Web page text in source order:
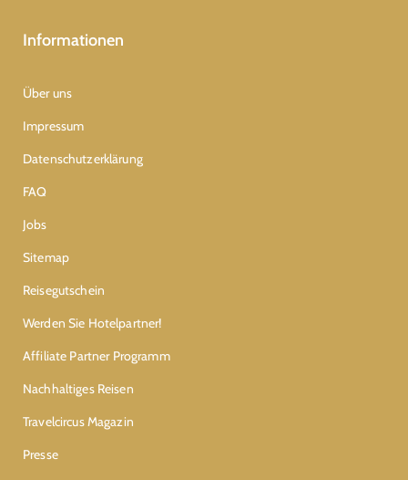
Informationen
Über uns
Impressum
Datenschutzerklärung
FAQ
Jobs
Sitemap
Reisegutschein
Werden Sie Hotelpartner!
Affiliate Partner Programm
Nachhaltiges Reisen
Travelcircus Magazin
Presse